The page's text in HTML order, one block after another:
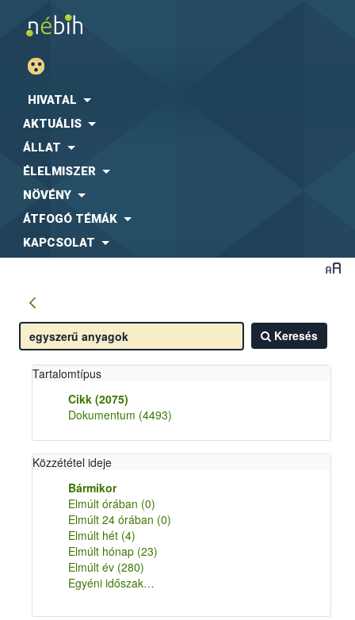
HIVATAL
AKTUÁLIS
ÁLLAT
ÉLELMISZER
NÖVÉNY
ÁTFOGÓ TÉMÁK
KAPCSOLAT
Keresés
Tartalomtípus
Cikk (2075)
Dokumentum (4493)
Közzététel ideje
Bármikor
Elmúlt órában (0)
Elmúlt 24 órában (0)
Elmúlt hét (4)
Elmúlt hónap (23)
Elmúlt év (280)
Egyéni időszak…